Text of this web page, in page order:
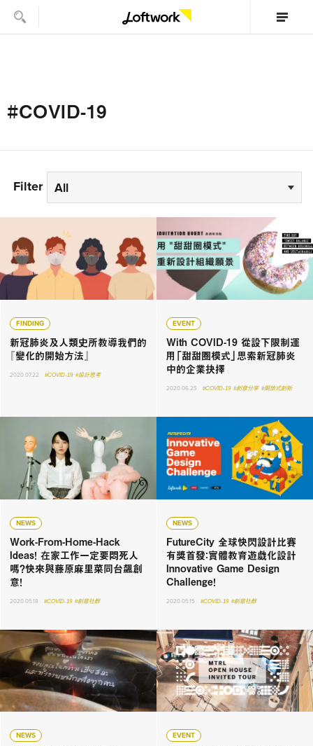
#COVID-19
Filter All
FINDING
新冠肺炎及人類史所教導我們的
『變化的開始方法』
2020.07.22 #COVID-19 #設計思考
EVENT
With COVID-19 從設下限制運
用「甜甜圈模式」思索新冠肺炎
中的企業抉擇
2020.06.25 #COVID-19 #創意分享 #開放式創新
NEWS
Work-From-Home-Hack
Ideas！ 在家工作一定要悶死人
嗎？快來與藤原麻里菜同台飆創
意！
2020.05.18 #COVID-19 #創意社群
NEWS
FutureCity 全球快閃設計比賽
有獎首發：實體教育遊戲化設計
Innovative Game Design
Challenge！
2020.05.15 #COVID-19 #創意社群
NEWS EVENT